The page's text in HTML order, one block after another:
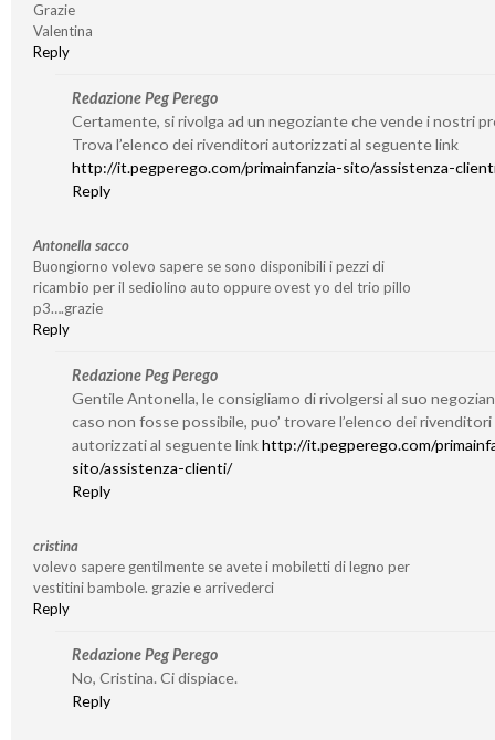
Grazie
Valentina
Reply
Redazione Peg Perego
Certamente, si rivolga ad un negoziante che vende i nostri
Trova l’elenco dei rivenditori autorizzati al seguente link
http://it.pegperego.com/primainfanzia-sito/assistenza-
Reply
Antonella sacco
Buongiorno volevo sapere se sono disponibili i pezzi di
ricambio per il sediolino auto oppure ovest yo del trio pillo
p3….grazie
Reply
Redazione Peg Perego
Gentile Antonella, le consigliamo di rivolgersi al suo
caso non fosse possibile, puo’ trovare l’elenco dei rivenditori
autorizzati al seguente linkhttp://it.pegperego.com/
sito/assistenza-clienti/
Reply
cristina
volevo sapere gentilmente se avete i mobiletti di legno per
vestitini bambole. grazie e arrivederci
Reply
Redazione Peg Perego
No, Cristina. Ci dispiace.
Reply